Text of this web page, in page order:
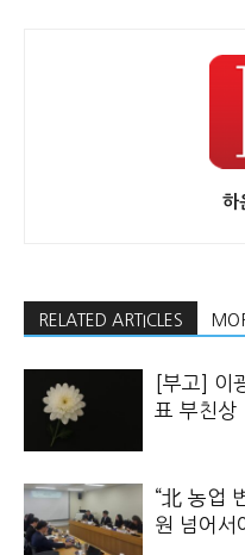
하
RELATED ARTICLES
[부고] 이
표 부친상
“北 농업
원 넘어서